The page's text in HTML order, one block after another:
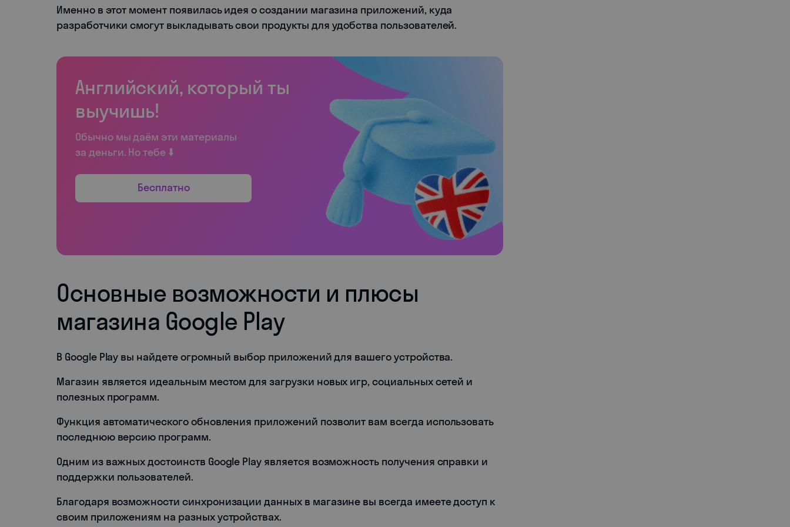
Именно в этот момент появилась идея о создании магазина приложений, куда
разработчики смогут выкладывать свои продукты для удобства пользователей.
Английский, который ты
выучишь!
Обычно мы даём эти материалы
за деньги. Но тебе ⬇️
Бесплатно
Основные возможности и плюсы
магазина Google Play
В Google Play вы найдете огромный выбор приложений для вашего устройства.
Магазин является идеальным местом для загрузки новых игр, социальных сетей и
полезных программ.
Функция автоматического обновления приложений позволит вам всегда использовать
последнюю версию программ.
Одним из важных достоинств Google Play является возможность получения справки и
поддержки пользователей.
Благодаря возможности синхронизации данных в магазине вы всегда имеете доступ к
своим приложениям на разных устройствах.